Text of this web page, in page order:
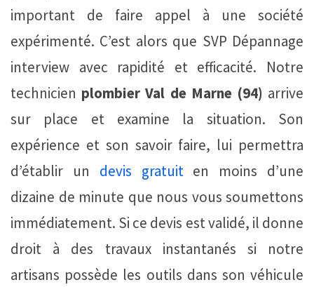
important de faire appel à une société
expérimenté. C’est alors que SVP Dépannage
interview avec rapidité et efficacité. Notre
technicien plombier Val de Marne (94) arrive
sur place et examine la situation. Son
expérience et son savoir faire, lui permettra
d’établir un devis gratuiten moins d’une
dizaine de minute que nous vous soumettons
immédiatement. Si ce devis est validé, il donne
droit à des travaux instantanés si notre
artisans possède les outils dans son véhicule